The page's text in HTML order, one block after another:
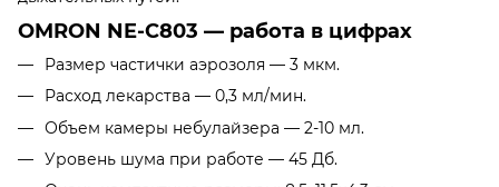
OMRON NE-C803 — работа в цифрах
Размер частички аэрозоля — 3 мкм.
Расход лекарства — 0,3 мл/мин.
Объем камеры небулайзера — 2-10 мл.
Уровень шума при работе — 45 Дб.